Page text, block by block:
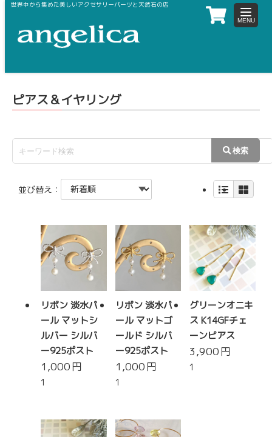
世界中から集めた美しいアクセサリーパーツと天然石の店
toggle
ピアス＆イヤリング
並び替え：
リボン 淡水パ
ール マットシ
ルバー シルバ
ー925ポスト
1,000円
1
リボン 淡水パ
ール マットゴ
ールド シルバ
ー925ポスト
1,000円
1
グリーンオニキ
ス K14GFチェ
ーンピアス
3,900円
1